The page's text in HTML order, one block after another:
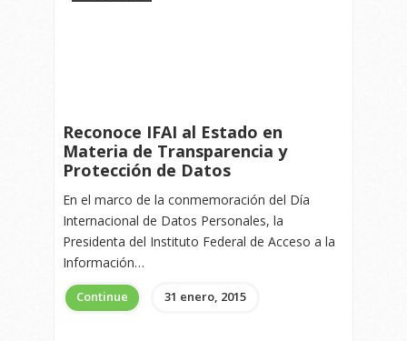
Reconoce IFAI al Estado en
Materia de Transparencia y
Protección de Datos
En el marco de la conmemoración del Día
Internacional de Datos Personales, la
Presidenta del Instituto Federal de Acceso a la
Información…
Continue 31 enero, 2015